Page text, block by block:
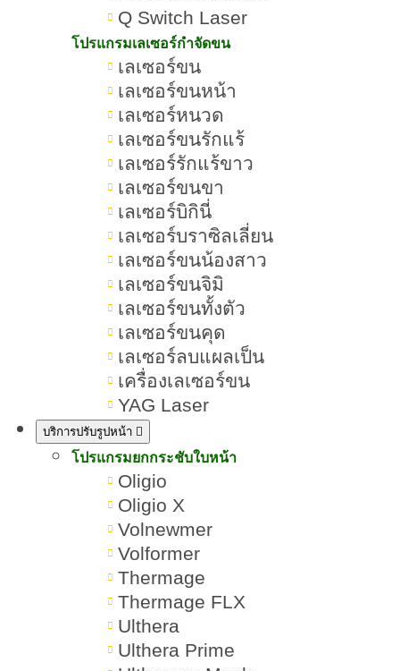
Q Switch Laser
โปรแกรมเลเซอร์กำจัดขน
เลเซอร์ขน
เลเซอร์ขนหน้า
เลเซอร์หนวด
เลเซอร์ขนรักแร้
เลเซอร์รักแร้ขาว
เลเซอร์ขนขา
เลเซอร์บิกินี่
เลเซอร์บราซิลเลี่ยน
เลเซอร์ขนน้องสาว
เลเซอร์ขนจิมิ
เลเซอร์ขนทั้งตัว
เลเซอร์ขนคุด
เลเซอร์ลบแผลเป็น
เครื่องเลเซอร์ขน
YAG Laser
บริการปรับรูปหน้า
โปรแกรมยกกระชับใบหน้า
Oligio
Oligio X
Volnewmer
Volformer
Thermage
Thermage FLX
Ulthera
Ulthera Prime
เป็นสิวที่คาง ไม่มีหัว เกิดจากใช้สกิน
แคร์หรือเครื่องสำอางไม่เหมาะกับผิว
เป็นสิวที่คาง ไม่มีหัว เกิดจากการ
เสียดสีและพฤติกรรมในชีวิตประจำ
เป็นสิวที่คาง ไม่มีหัว เกิดจากล้างหน้า
ไม่สะอาด หรือทำความสะอาดผิวไม่
เหมาะสม
เป็นสิวที่คาง ไม่มีหัว เกิดจาก
ความเครียดและการพักผ่อนไม่เพียง
เป็นสิวที่คาง ไม่มีหัว เกิดจากการกิน
อาหารบางประเภทที่กระตุ้นสิว
เป็นสิวที่คาง ไม่มีหัว ใช่สิวฮอร์โมน
ฮอร์โมนกับเป็นสิวที่คาง ไม่มีหัว
เกี่ยวข้องกันอย่างไร
พฤติกรรมที่ทำให้เสี่ยงเป็นสิวที่คาง